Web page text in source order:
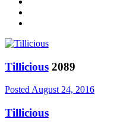
Tillicious 2089
Posted August 24, 2016
Tillicious